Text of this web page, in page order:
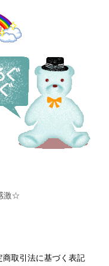
激☆
商取引法に基づく表記